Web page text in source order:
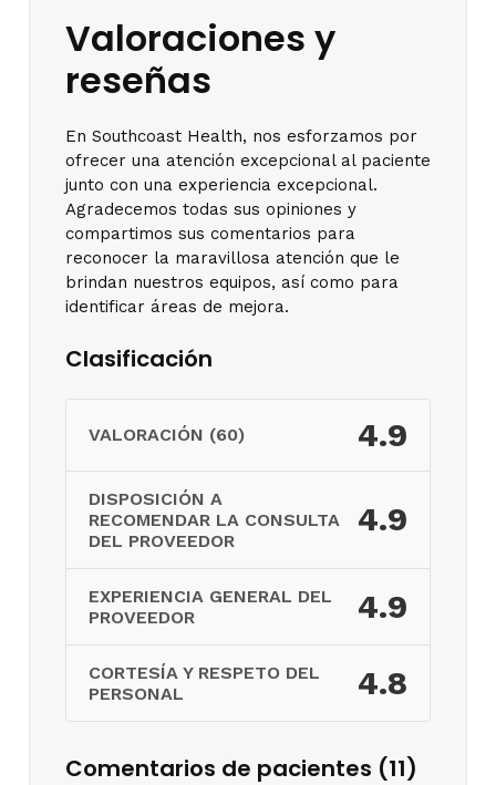
Valoraciones y
reseñas
En Southcoast Health, nos esforzamos por
ofrecer una atención excepcional al paciente
junto con una experiencia excepcional.
Agradecemos todas sus opiniones y
compartimos sus comentarios para
reconocer la maravillosa atención que le
brindan nuestros equipos, así como para
identificar áreas de mejora.
Clasificación
VALORACIÓN (60) 4.9
DISPOSICIÓN A
RECOMENDAR LA CONSULTA
DEL PROVEEDOR
4.9
EXPERIENCIA GENERAL DEL
PROVEEDOR
4.9
CORTESÍA Y RESPETO DEL
PERSONAL
4.8
Comentarios de pacientes (11)